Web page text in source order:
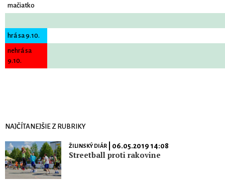
mačiatko
hrá sa 9.10.
nehrá sa
9.10.
NAJČÍTANEJŠIE Z RUBRIKY
ŽILINSKÝ DIÁR| 06.05.2019 14:08
Streetball proti rakovine